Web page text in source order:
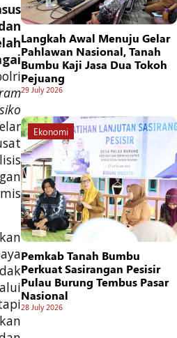
Langkah Awal Menuju Gelar
Pahlawan Nasional, Tanah
Bumbu Kaji Jasa Dua Tokoh
Pejuang
29 July 2026
Ekonomi
Pemkab Tanah Bumbu
Perkuat Sasirangan Pesisir
Pulau Burung Tembus Pasar
Nasional
28 July 2026